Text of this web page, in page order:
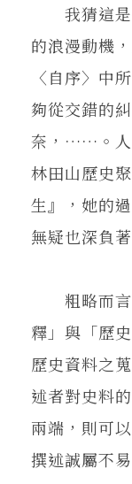
我猜這是
的浪漫動機
〈自序〉中
夠從交錯的
奈，……。人
林田山歷史
生』，她的
無疑也深負
粗略而言
釋」與「歷
歷史資料之
述者對史料
兩端，則可
撰述誠屬不